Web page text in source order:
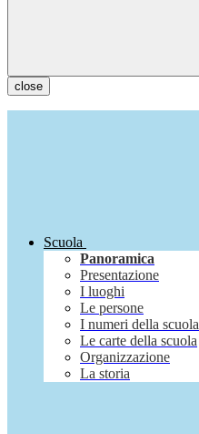
close
Scuola
Panoramica
Presentazione
I luoghi
Le persone
I numeri della scuola
Le carte della scuola
Organizzazione
La storia